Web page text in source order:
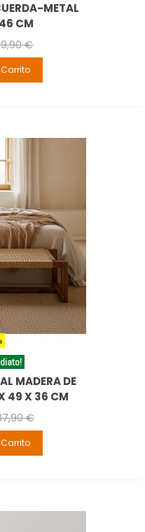
METAL
CM
€
MADERA DE
49 X 36 CM
€